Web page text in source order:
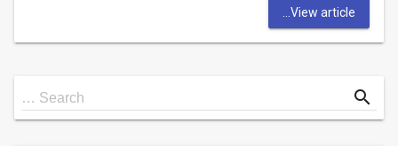
View article...
Search
for
Search … search